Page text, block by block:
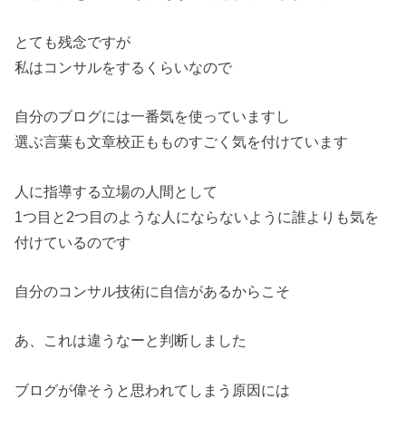
とても残念ですが
私はコンサルをするくらいなので
自分のブログには一番気を使っていますし
選ぶ言葉も文章校正もものすごく気を付けています
人に指導する立場の人間として
1つ目と2つ目のような人にならないように誰よりも気を
付けているのです
自分のコンサル技術に自信があるからこそ
あ、これは違うなーと判断しました
ブログが偉そうと思われてしまう原因には